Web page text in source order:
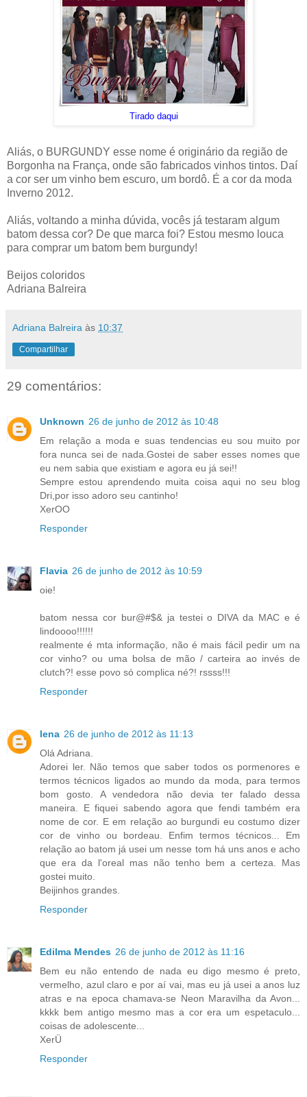
Tirado daqui
Aliás, o BURGUNDY esse nome é originário da região de
Borgonha na França, onde são fabricados vinhos tintos. Daí
a cor ser um vinho bem escuro, um bordô. É a cor da moda
Inverno 2012.
Aliás, voltando a minha dúvida, vocês já testaram algum
batom dessa cor? De que marca foi? Estou mesmo louca
para comprar um batom bem burgundy!
Beijos coloridos
Adriana Balreira
Adriana Balreira às 10:37
Compartilhar
29 comentários:
Unknown 26 de junho de 2012 às 10:48
Em relação a moda e suas tendencias eu sou muito por
fora nunca sei de nada.Gostei de saber esses nomes que
eu nem sabia que existiam e agora eu já sei!!
Sempre estou aprendendo muita coisa aqui no seu blog
Dri,por isso adoro seu cantinho!
XerOO
Responder
Flavia 26 de junho de 2012 às 10:59
oie!
batom nessa cor bur@#$& ja testei o DIVA da MAC e é
lindoooo!!!!!!
realmente é mta informação, não é mais fácil pedir um na
cor vinho? ou uma bolsa de mão / carteira ao invés de
clutch?! esse povo só complica né?! rssss!!!
Responder
lena 26 de junho de 2012 às 11:13
Olá Adriana.
Adorei ler. Não temos que saber todos os pormenores e
termos técnicos ligados ao mundo da moda, para termos
bom gosto. A vendedora não devia ter falado dessa
maneira. E fiquei sabendo agora que fendi também era
nome de cor. E em relação ao burgundi eu costumo dizer
cor de vinho ou bordeau. Enfim termos técnicos... Em
relação ao batom já usei um nesse tom há uns anos e acho
que era da l'oreal mas não tenho bem a certeza. Mas
gostei muito.
Beijinhos grandes.
Responder
Edilma Mendes 26 de junho de 2012 às 11:16
Bem eu não entendo de nada eu digo mesmo é preto,
vermelho, azul claro e por aí vai, mas eu já usei a anos luz
atras e na epoca chamava-se Neon Maravilha da Avon...
kkkk bem antigo mesmo mas a cor era um espetaculo...
coisas de adolescente...
XerÜ
Responder